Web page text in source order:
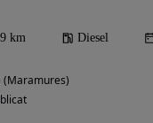
km Diesel
(Maramures)